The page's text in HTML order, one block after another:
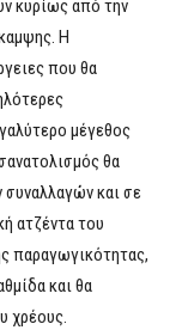
κυρίως από την
Η
που θα
μέγεθος
θα
και σε
ατζέντα του
παραγωγικότητας,
και θα
χρέους.